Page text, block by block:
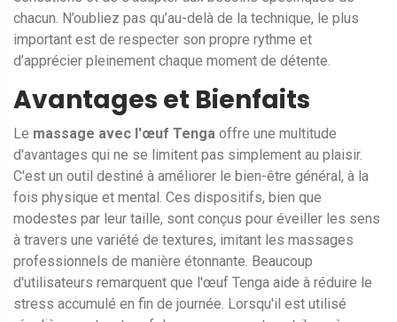
chacun. N’oubliez pas qu’au-delà de la technique, le plus
important est de respecter son propre rythme et
d’apprécier pleinement chaque moment de détente.
Avantages et Bienfaits
Le massage avec l'œuf Tenga offre une multitude
d'avantages qui ne se limitent pas simplement au plaisir.
C'est un outil destiné à améliorer le bien-être général, à la
fois physique et mental. Ces dispositifs, bien que
modestes par leur taille, sont conçus pour éveiller les sens
à travers une variété de textures, imitant les massages
professionnels de manière étonnante. Beaucoup
d'utilisateurs remarquent que l'œuf Tenga aide à réduire le
stress accumulé en fin de journée. Lorsqu'il est utilisé